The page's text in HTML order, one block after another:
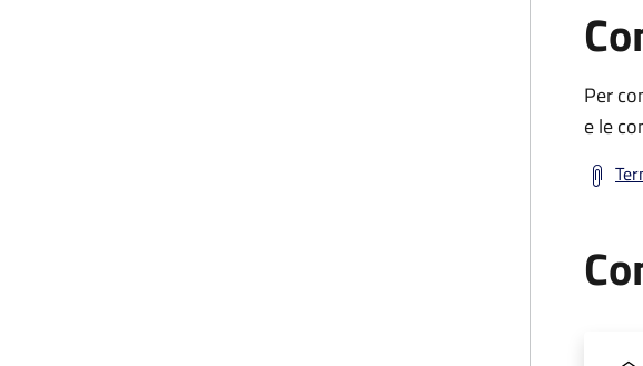
Per
e le